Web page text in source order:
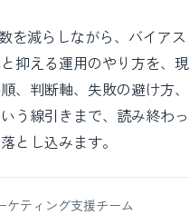
を減らしながら、バイアス
抑える運用のやり方を、現
、判断軸、失敗の避け方、
う線引きまで、読み終わっ
とし込みます。
ケティング支援チーム